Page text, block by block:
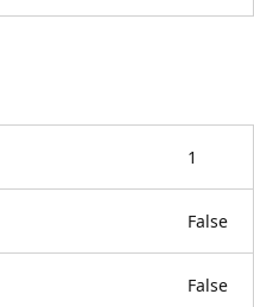
1
False
False